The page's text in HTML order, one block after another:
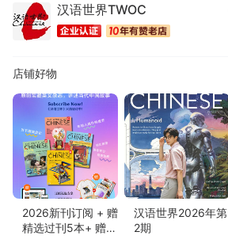
汉语世界TWOC
店铺好物
2026新刊订阅 + 赠
精选过刊5本+ 赠网
汉语世界2026年第
2期